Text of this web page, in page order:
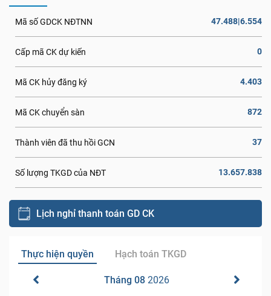
Mã số GDCK NĐTNN 47.488|6.554
Cấp mã CK dự kiến 0
Mã CK hủy đăng ký 4.403
Mã CK chuyển sàn 872
Thành viên đã thu hồi GCN 37
Số lượng TKGD của NĐT 13.657.838
Lịch nghỉ thanh toán GD CK
Thực hiện quyền Hạch toán TKGD
Tháng 08 2026